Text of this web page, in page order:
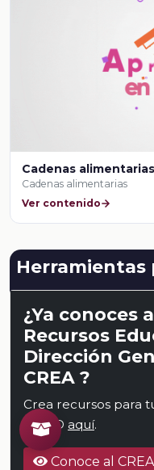
Cadenas alimentarias
Cadenas alimentarias
Ver contenido
Herramientas
¿Ya conoces
Recursos
Dirección
CREA ?
Crea recursos para
NEMD aquí.
Conoce al CREA